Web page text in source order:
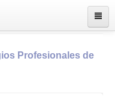
Profesionales de